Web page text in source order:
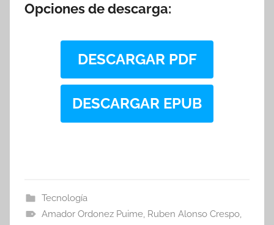
Opciones de descarga:
DESCARGAR PDF
DESCARGAR EPUB
Tecnología
Amador Ordonez Puime, Ruben Alonso Crespo,